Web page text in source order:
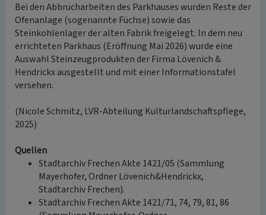
Bei den Abbrucharbeiten des Parkhauses wurden Reste der
Ofenanlage (sogenannte Füchse) sowie das
Steinkohlenlager der alten Fabrik freigelegt. In dem neu
errichteten Parkhaus (Eröffnung Mai 2026) wurde eine
Auswahl Steinzeugprodukten der Firma Lövenich &
Hendrickx ausgestellt und mit einer Informationstafel
versehen.
(Nicole Schmitz, LVR-Abteilung Kulturlandschaftspflege,
2025)
Quellen
Stadtarchiv Frechen Akte 1421/05 (Sammlung
Mayerhofer, Ordner Lövenich&Hendrickx,
Stadtarchiv Frechen).
Stadtarchiv Frechen Akte 1421/71, 74, 79, 81, 86